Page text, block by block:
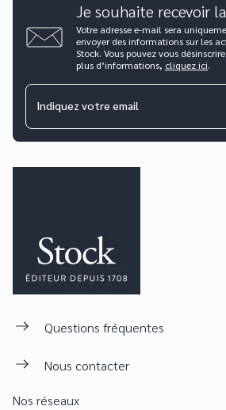
Je souhaite recevoir
Votre adresse e-mail sera
envoyer des informations sur les
Stock. Vous pouvez vous
plus d’informations, cliquez ici.
Indiquez votre email
Questions fréquentes
Nous contacter
Nos réseaux